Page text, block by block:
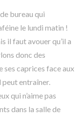
bureau qui
le lundi matin !
il faut avouer qu’il a
donc des
ses caprices face aux
entraîner.
qui n’aime pas
dans la salle de